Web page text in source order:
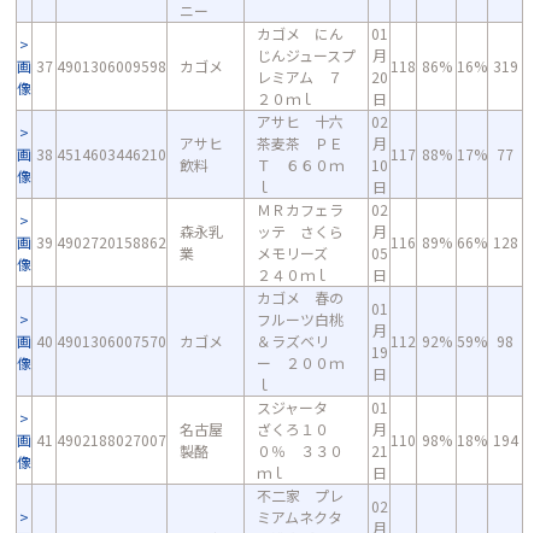
ニー
画
像
37 4901306009598 カゴメ
カゴメ にん
じんジュースプ
レミアム ７
２０ｍｌ
01
月
20
日
118 86% 16% 319
画
像
38 4514603446210
アサヒ
飲料
アサヒ 十六
茶麦茶 ＰＥ
Ｔ ６６０ｍ
ｌ
02
月
10
日
117 88% 17% 77
画
像
39 4902720158862
森永乳
業
ＭＲカフェラ
ッテ さくら
メモリーズ
２４０ｍｌ
02
月
05
日
116 89% 66% 128
画
像
40 4901306007570 カゴメ
カゴメ 春の
フルーツ白桃
＆ラズベリ
ー ２００ｍ
ｌ
01
月
19
日
112 92% 59% 98
画
像
41 4902188027007
名古屋
製酪
スジャータ
ざくろ１０
０％ ３３０
ｍｌ
01
月
21
日
110 98% 18% 194
不二家 プレ
ミアムネクタ
02
月